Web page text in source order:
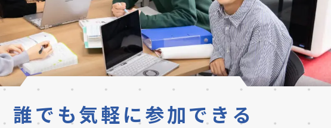
誰でも気軽に参加できる